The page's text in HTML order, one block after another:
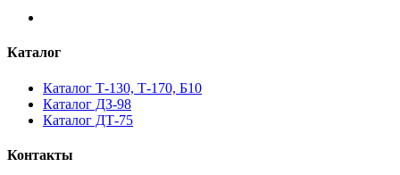
Каталог
Каталог Т-130, Т-170, Б10
Каталог ДЗ-98
Каталог ДТ-75
Контакты